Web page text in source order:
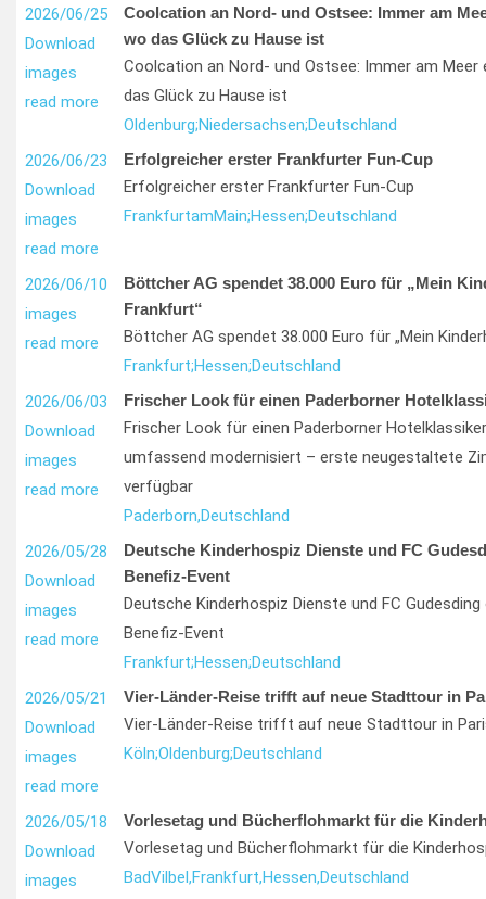
2026/06/25
Download
images
read more
Coolcation an Nord- und Ostsee: Immer am
wo das Glück zu Hause ist
Coolcation an Nord- und Ostsee: Immer am Meer
das Glück zu Hause ist
Oldenburg;Niedersachsen;Deutschland
2026/06/23
Download
images
read more
Erfolgreicher erster Frankfurter Fun-Cup
Erfolgreicher erster Frankfurter Fun-Cup
FrankfurtamMain;Hessen;Deutschland
2026/06/10
images
read more
Böttcher AG spendet 38.000 Euro für „Mein
Frankfurt“
Böttcher AG spendet 38.000 Euro für „Mein
Frankfurt;Hessen;Deutschland
2026/06/03
Download
images
read more
Frischer Look für einen Paderborner
Frischer Look für einen Paderborner
umfassend modernisiert – erste neugestaltete
verfügbar
Paderborn,Deutschland
2026/05/28
Download
images
read more
Deutsche Kinderhospiz Dienste und FC
Benefiz-Event
Deutsche Kinderhospiz Dienste und FC
Benefiz-Event
Frankfurt;Hessen;Deutschland
2026/05/21
Download
images
read more
Vier-Länder-Reise trifft auf neue Stadttour in
Vier-Länder-Reise trifft auf neue Stadttour in
Köln;Oldenburg;Deutschland
2026/05/18
Download
images
Vorlesetag und Bücherflohmarkt für die
Vorlesetag und Bücherflohmarkt für die
BadVilbel,Frankfurt,Hessen,Deutschland